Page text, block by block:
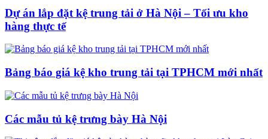
Dự án lắp đặt kệ trung tải ở Hà Nội – Tối ưu kho
hàng thực tế
Bảng báo giá kệ kho trung tải tại TPHCM mới nhất
Các mẫu tủ kệ trưng bày Hà Nội